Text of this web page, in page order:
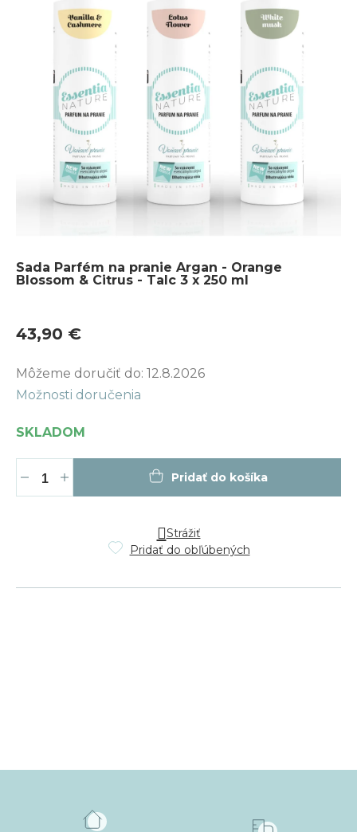
Sada Parfém na pranie Argan - Orange
Blossom & Citrus - Talc 3 x 250 ml
43,90 €
cena:
SKLADOM
Môžeme doručiť do: 12.8.2026
Možnosti doručenia
Pridať do košíka
Strážiť
Pridať do obľúbených
á